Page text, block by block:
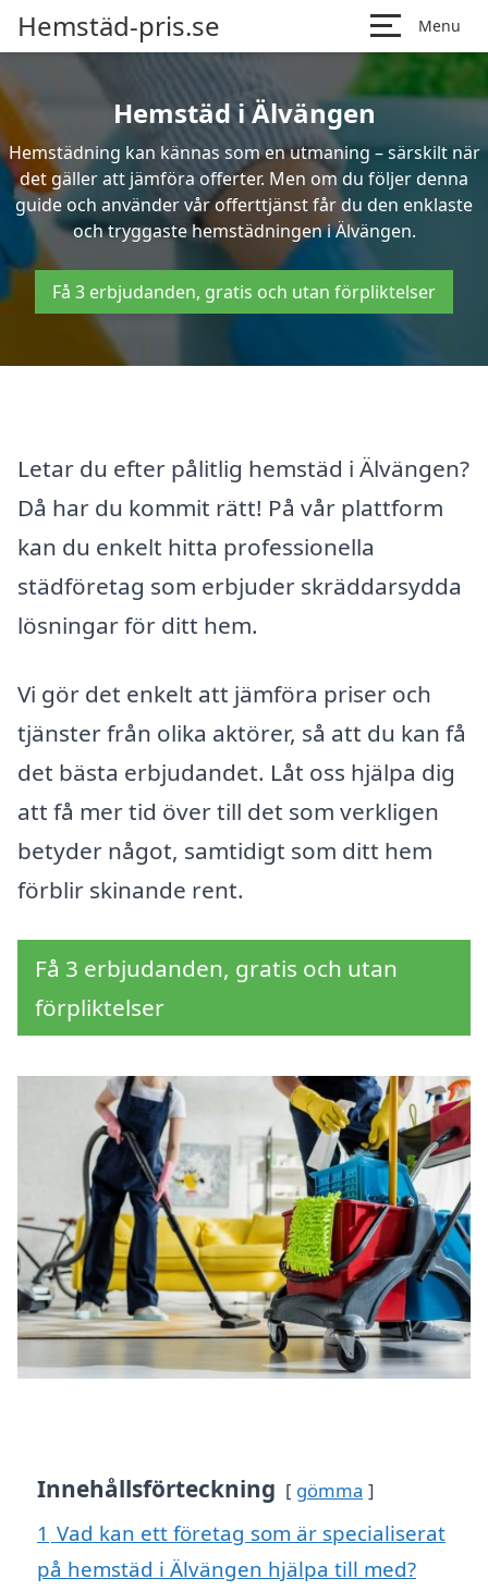
Hemstäd-pris.se Menu
Hemstäd i Älvängen
Hemstädning kan kännas som en utmaning – särskilt när
det gäller att jämföra offerter. Men om du följer denna
guide och använder vår offerttjänst får du den enklaste
och tryggaste hemstädningen i Älvängen.
Få 3 erbjudanden, gratis och utan förpliktelser
Letar du efter pålitlig hemstäd i Älvängen?
Då har du kommit rätt! På vår plattform
kan du enkelt hitta professionella
städföretag som erbjuder skräddarsydda
lösningar för ditt hem.
Vi gör det enkelt att jämföra priser och
tjänster från olika aktörer, så att du kan få
det bästa erbjudandet. Låt oss hjälpa dig
att få mer tid över till det som verkligen
betyder något, samtidigt som ditt hem
förblir skinande rent.
Få 3 erbjudanden, gratis och utan
förpliktelser
Innehållsförteckning gömma
1 Vad kan ett företag som är specialiserat
på hemstäd i Älvängen hjälpa till med?